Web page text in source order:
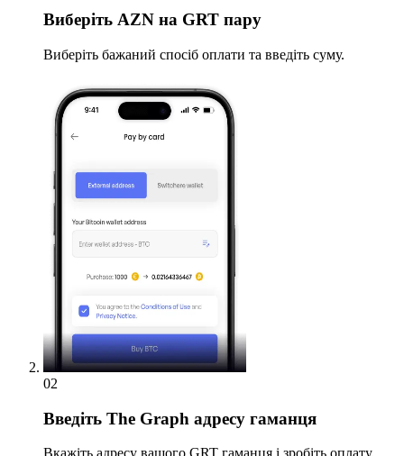
Виберіть AZN на GRT пару
Виберіть бажаний спосіб оплати та введіть суму.
02
Введіть The Graph адресу гаманця